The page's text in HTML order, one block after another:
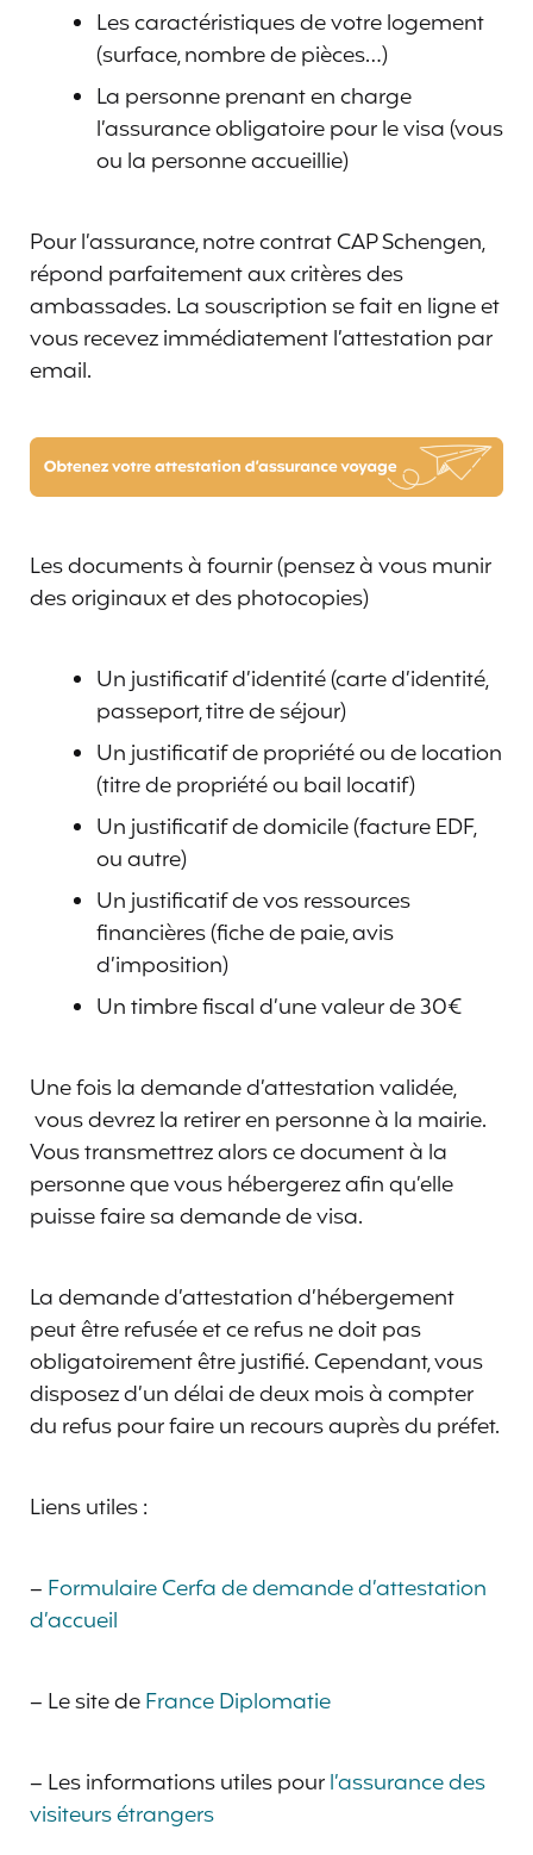
Les caractéristiques de votre logement
(surface, nombre de pièces…)
La personne prenant en charge
l’assurance obligatoire pour le visa (vous
ou la personne accueillie)
Pour l’assurance, notre contrat CAP Schengen,
répond parfaitement aux critères des
ambassades. La souscription se fait en ligne et
vous recevez immédiatement l’attestation par
email.
Les documents à fournir (pensez à vous munir
des originaux et des photocopies)
Un justificatif d’identité (carte d’identité,
passeport, titre de séjour)
Un justificatif de propriété ou de location
(titre de propriété ou bail locatif)
Un justificatif de domicile (facture EDF,
ou autre)
Un justificatif de vos ressources
financières (fiche de paie, avis
d’imposition)
Un timbre fiscal d’une valeur de 30€
Une fois la demande d’attestation validée,
vous devrez la retirer en personne à la mairie.
Vous transmettrez alors ce document à la
personne que vous hébergerez afin qu’elle
puisse faire sa demande de visa.
La demande d’attestation d’hébergement
peut être refusée et ce refus ne doit pas
obligatoirement être justifié. Cependant, vous
disposez d’un délai de deux mois à compter
du refus pour faire un recours auprès du préfet.
Liens utiles :
– Formulaire Cerfa de demande d’attestation
d’accueil
– Le site deFrance Diplomatie
– Les informations utiles pourl’assurance des
visiteurs étrangers